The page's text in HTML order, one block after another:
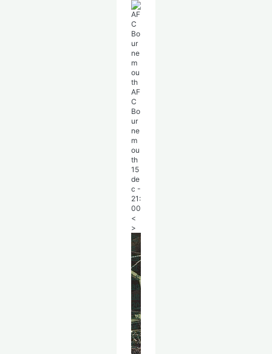
AF
C
Bo
ur
ne
m
ou
th
15
de
c -
21:
00
<
>
Pr
e
mi
er
Le
ag
ue
20
25
/2
02
6|